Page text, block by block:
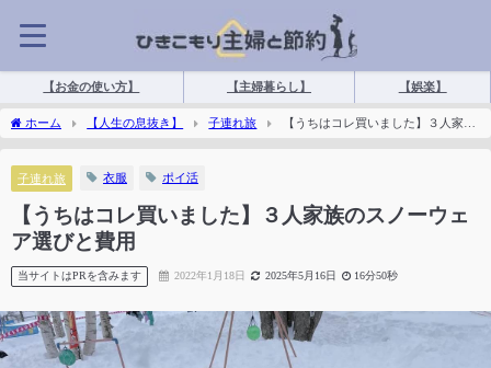
【お金の使い方】 【主婦暮らし】 【娯楽】
ホーム 【人生の息抜き】 子連れ旅
【うちはコレ買いました】３人家族
子連れ旅 衣服 ポイ活
【うちはコレ買いました】３人家族のスノーウェ
ア選びと費用
当サイトはPRを含みます 2022年1月18日 2025年5月16日 16分50秒